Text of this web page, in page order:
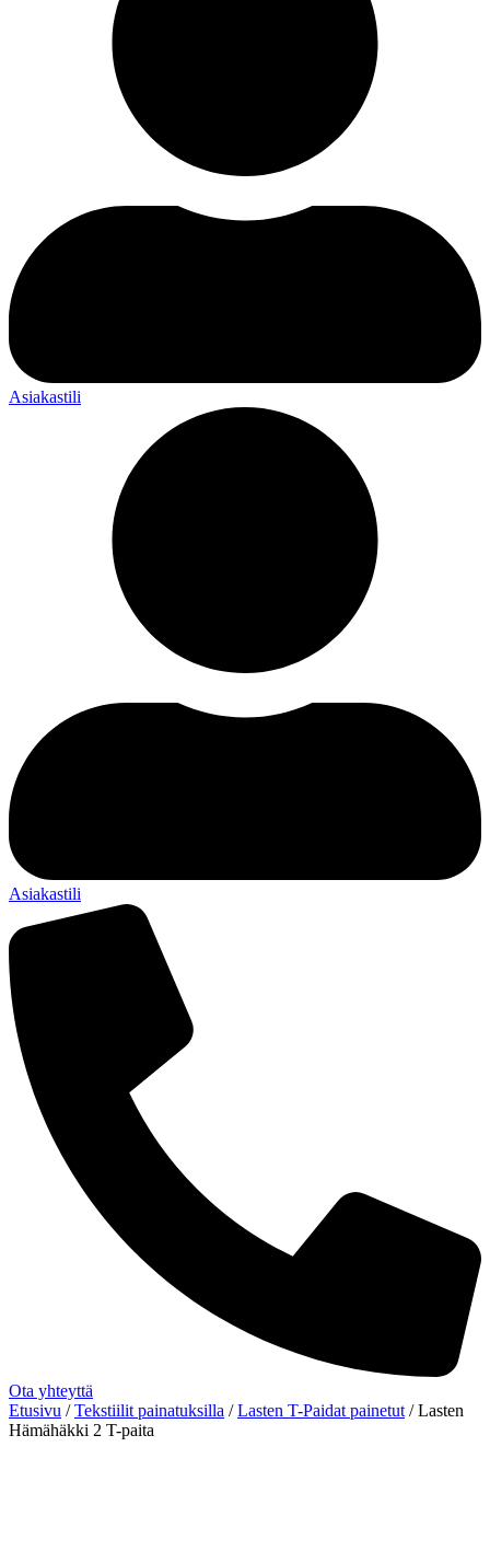
Asiakastili
Asiakastili
Ota yhteyttä
Etusivu /Tekstiilit painatuksilla /Lasten T-Paidat painetut / Lasten
Hämähäkki 2 T-paita